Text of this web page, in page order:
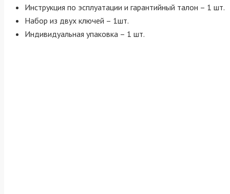
Инструкция по эсплуатации и гарантийный талон – 1 шт.
Набор из двух ключей – 1шт.
Индивидуальная упаковка – 1 шт.